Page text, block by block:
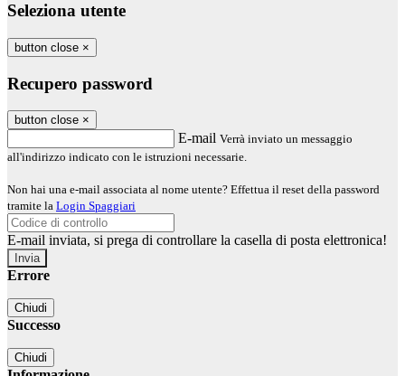
Seleziona utente
button close ×
Recupero password
button close ×
E-mail Verrà inviato un messaggio
all'indirizzo indicato con le istruzioni necessarie.
Non hai una e-mail associata al nome utente? Effettua il reset della password
tramite la Login Spaggiari
E-mail inviata, si prega di controllare la casella di posta elettronica!
Errore
Chiudi
Successo
Chiudi